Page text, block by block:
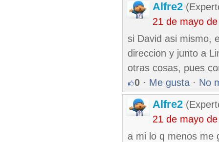
Alfre2
21 de mayo
si David asi mismo,
direccion y junto a
otras cosas, pues
0 · Me gusta · No
Alfre2
21 de mayo
a mi lo q menos me